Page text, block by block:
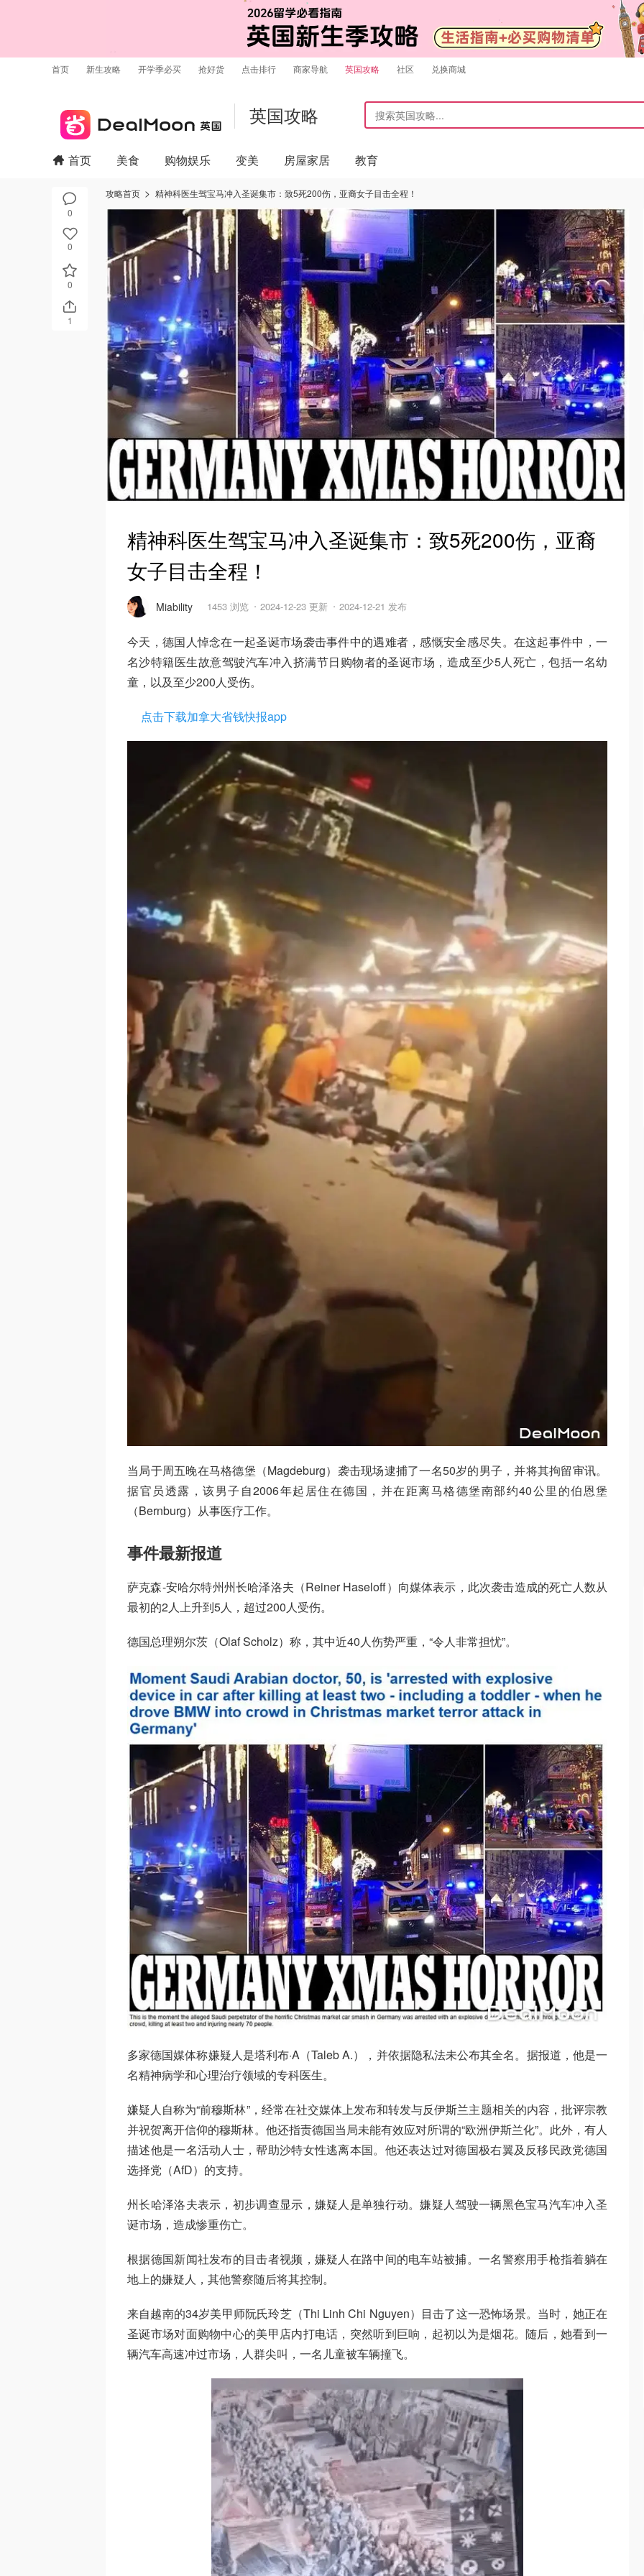
首页 新生攻略 开学季必买 抢好货 点击排行 商家导航 英国攻略 社区 兑换商城
英国攻略
0
0
0
1
首页 美食 购物娱乐 变美 房屋家居 教育
攻略首页 精神科医生驾宝马冲入圣诞集市：致5死200伤，亚裔女子目击全程！
精神科医生驾宝马冲入圣诞集市：致5死200伤，亚裔
女子目击全程！
Miability 1453 浏览 2024-12-23 更新 2024-12-21 发布
今天，德国人悼念在一起圣诞市场袭击事件中的遇难者，感慨安全感尽失。在这起事件中，一
名沙特籍医生故意驾驶汽车冲入挤满节日购物者的圣诞市场，造成至少5人死亡，包括一名幼
童，以及至少200人受伤。
点击下载加拿大省钱快报app
当局于周五晚在马格德堡（Magdeburg）袭击现场逮捕了一名50岁的男子，并将其拘留审讯。
据官员透露，该男子自2006年起居住在德国，并在距离马格德堡南部约40公里的伯恩堡
（Bernburg）从事医疗工作。
事件最新报道
萨克森-安哈尔特州州长哈泽洛夫（Reiner Haseloff）向媒体表示，此次袭击造成的死亡人数从
最初的2人上升到5人，超过200人受伤。
德国总理朔尔茨（Olaf Scholz）称，其中近40人伤势严重，“令人非常担忧”。
多家德国媒体称嫌疑人是塔利布·A（Taleb A.），并依据隐私法未公布其全名。据报道，他是一
名精神病学和心理治疗领域的专科医生。
嫌疑人自称为“前穆斯林”，经常在社交媒体上发布和转发与反伊斯兰主题相关的内容，批评宗教
并祝贺离开信仰的穆斯林。他还指责德国当局未能有效应对所谓的“欧洲伊斯兰化”。此外，有人
描述他是一名活动人士，帮助沙特女性逃离本国。他还表达过对德国极右翼及反移民政党德国
选择党（AfD）的支持。
州长哈泽洛夫表示，初步调查显示，嫌疑人是单独行动。嫌疑人驾驶一辆黑色宝马汽车冲入圣
诞市场，造成惨重伤亡。
根据德国新闻社发布的目击者视频，嫌疑人在路中间的电车站被捕。一名警察用手枪指着躺在
地上的嫌疑人，其他警察随后将其控制。
来自越南的34岁美甲师阮氏玲芝（Thi Linh Chi Nguyen）目击了这一恐怖场景。当时，她正在
圣诞市场对面购物中心的美甲店内打电话，突然听到巨响，起初以为是烟花。随后，她看到一
辆汽车高速冲过市场，人群尖叫，一名儿童被车辆撞飞。